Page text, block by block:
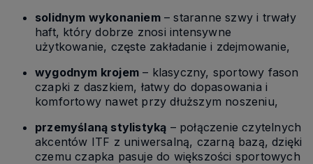
solidnym wykonaniem– staranne szwy i trwały
haft, który dobrze znosi intensywne
użytkowanie, częste zakładanie i zdejmowanie,
wygodnym krojem – klasyczny, sportowy fason
czapki z daszkiem, łatwy do dopasowania i
komfortowy nawet przy dłuższym noszeniu,
przemyślaną stylistyką – połączenie czytelnych
akcentów ITF z uniwersalną, czarną bazą, dzięki
czemu czapka pasuje do większości sportowych